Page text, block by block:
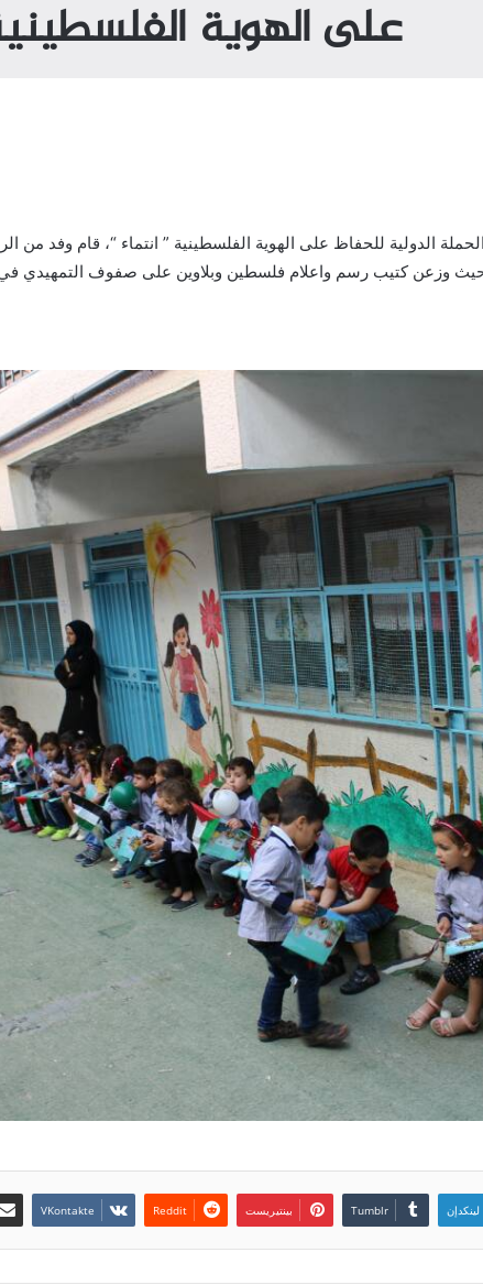
على الهوية
ال 69 و ضمن فعاليات الحملة الدولية للحفاظ على الهوية الفلسطينية ” انتماء
حيث وزعن كتيب رسم واعلام فلسطين وبلاوين على صفوف التمهيدي في
لينكدإن بينتيريست